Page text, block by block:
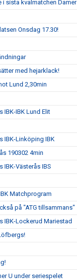
sista kvalmatchen Damer
Onsdag 17.30!
med hejarklack!
Lund 2,30min
IBK Lund Elit
IBK-Linköping IBK
190302 4min
Västerås IBS
Matchprogram
på "ATG tillsammans"
IBK-Lockerud Mariestad
U under seriespelet